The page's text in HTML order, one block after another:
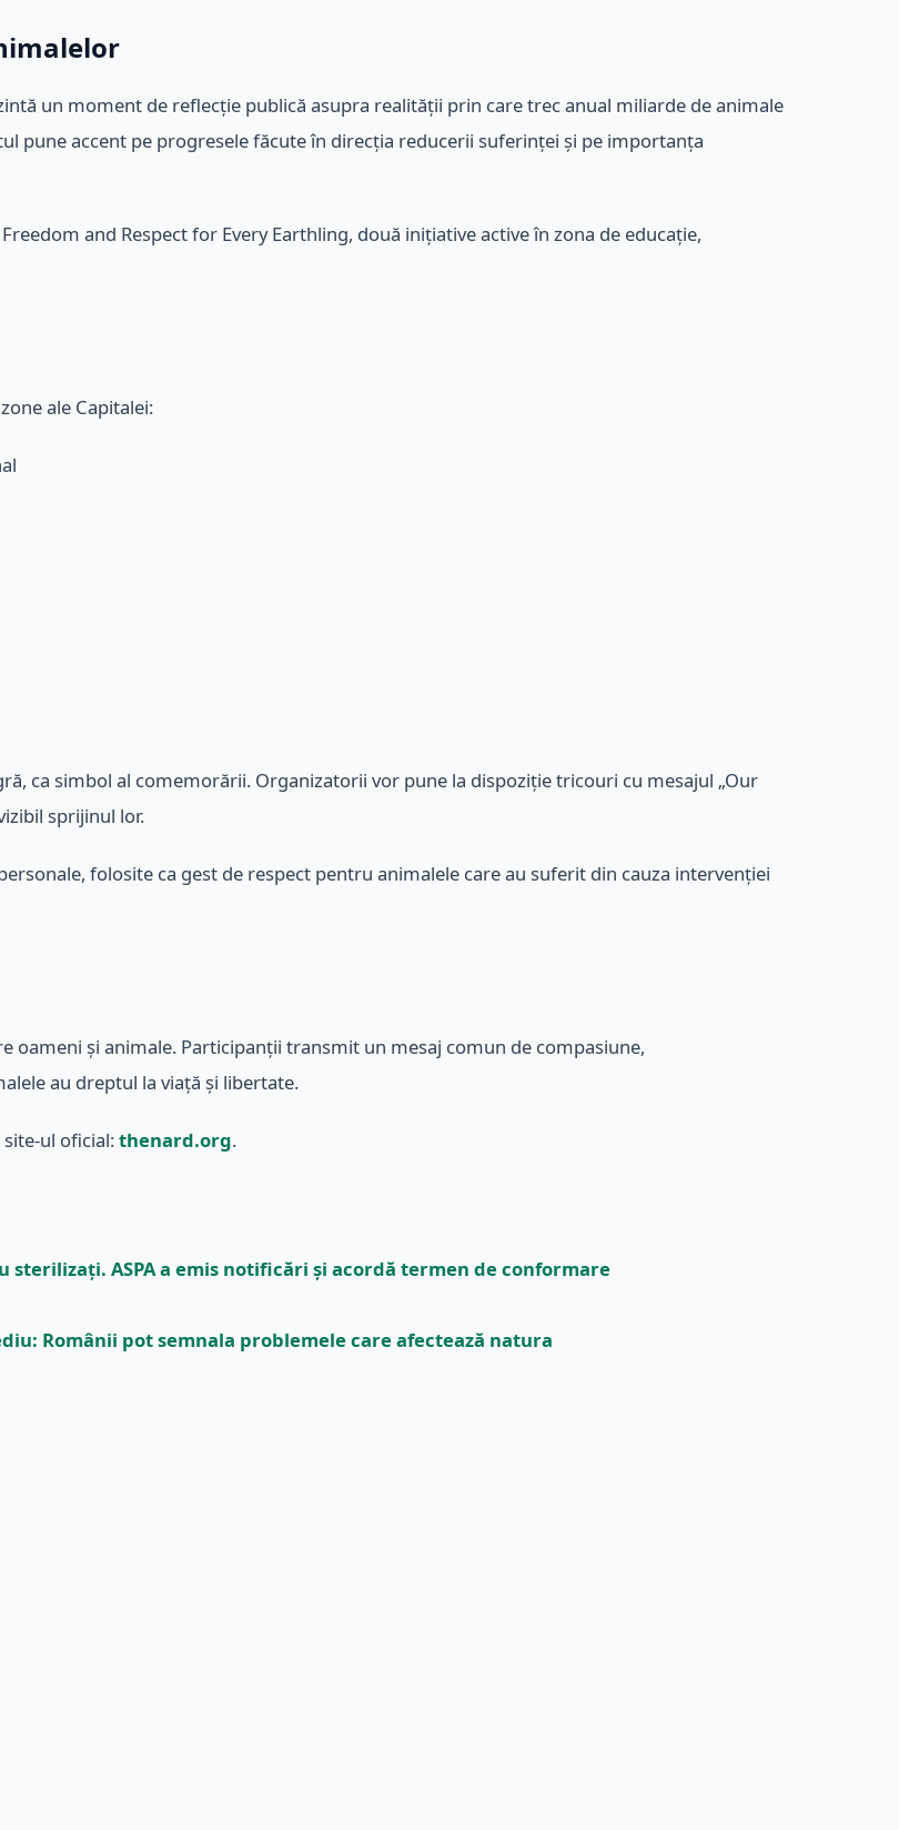
un moment de reflecție publică asupra realității prin care trec anual miliarde de animale
pune accent pe progresele făcute în direcția reducerii suferinței și pe importanța
and Respect for Every Earthling, două inițiative active în zona de educație,
ale Capitalei:
ca simbol al comemorării. Organizatorii vor pune la dispoziție tricouri cu mesajul „Our
sprijinul lor.
folosite ca gest de respect pentru animalele care au suferit din cauza intervenției
oameni și animale. Participanții transmit un mesaj comun de compasiune,
au dreptul la viață și libertate.
ul oficial:thenard.org.
ASPA a emis notificări și acordă termen de conformare
Românii pot semnala problemele care afectează natura